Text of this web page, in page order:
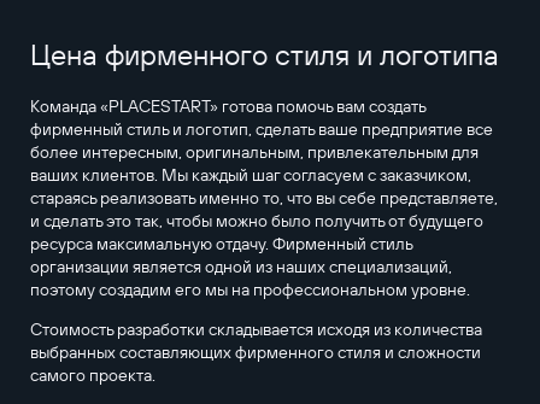
Цена фирменного стиля и логотипа
Команда «PLACESTART» готова помочь вам создать
фирменный стиль и логотип, сделать ваше предприятие все
более интересным, оригинальным, привлекательным для
ваших клиентов. Мы каждый шаг согласуем с заказчиком,
стараясь реализовать именно то, что вы себе представляете,
и сделать это так, чтобы можно было получить от будущего
ресурса максимальную отдачу. Фирменный стиль
организации является одной из наших специализаций,
поэтому создадим его мы на профессиональном уровне.
Стоимость разработки складывается исходя из количества
выбранных составляющих фирменного стиля и сложности
самого проекта.